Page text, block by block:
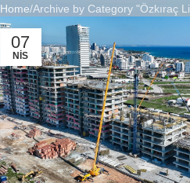
Home Archive by Category "Özkıraç
07
NIS